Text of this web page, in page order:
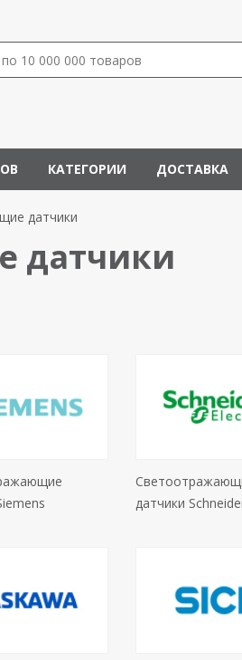
КАТЕГОРИИ ДОСТАВКА
датчики
датчики
датчики